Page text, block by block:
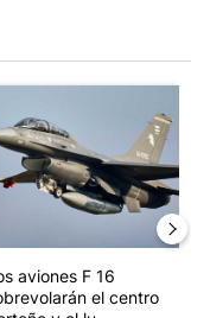
"Milei, listo para 'atajar'
aviones F 16
el centro